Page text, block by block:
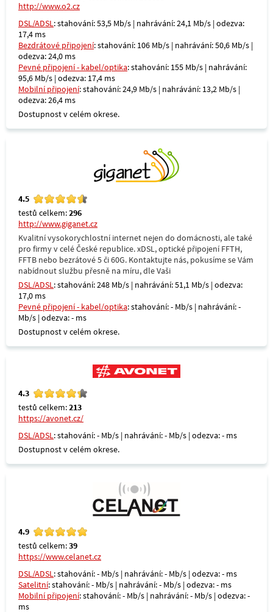
http://www.o2.cz
DSL/ADSL: stahování: 53,5 Mb/s | nahrávání: 24,1 Mb/s | odezva:
17,4 ms
Bezdrátové připojení: stahování: 106 Mb/s | nahrávání: 50,6 Mb/s |
odezva: 24,0 ms
Pevné připojení - kabel/optika: stahování: 155 Mb/s | nahrávání:
95,6 Mb/s | odezva: 17,4 ms
Mobilní připojení: stahování: 24,9 Mb/s | nahrávání: 13,2 Mb/s |
odezva: 26,4 ms
Dostupnost v celém okrese.
4.5
testů celkem:296
http://www.giganet.cz
Kvalitní vysokorychlostní internet nejen do domácnosti, ale také
pro firmy v celé České republice. xDSL, optické připojení FFTH,
FFTB nebo bezrátové 5 či 60G. Kontaktujte nás, pokusíme se Vám
nabídnout službu přesně na míru, dle Vaši
DSL/ADSL: stahování: 248 Mb/s | nahrávání: 51,1 Mb/s | odezva:
17,0 ms
Pevné připojení - kabel/optika: stahování: - Mb/s | nahrávání: -
Mb/s | odezva: - ms
Dostupnost v celém okrese.
4.3
testů celkem:213
https://avonet.cz/
DSL/ADSL: stahování: - Mb/s | nahrávání: - Mb/s | odezva: - ms
Dostupnost v celém okrese.
4.9
testů celkem:39
https://www.celanet.cz
DSL/ADSL: stahování: - Mb/s | nahrávání: - Mb/s | odezva: - ms
Satelitní: stahování: - Mb/s | nahrávání: - Mb/s | odezva: - ms
Mobilní připojení: stahování: - Mb/s | nahrávání: - Mb/s | odezva: -
ms